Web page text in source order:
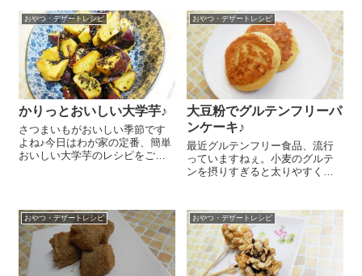
今回もものすごーく簡単です
(^O^) 『創健社ミルクチョコレー
ト』70gを細かく刻...
養たっぷりの雑穀をお餅の替わ
りに入れてみました(#^.^#) 雑穀
はご飯を炊く時に小さい湯のみ
に...
おやつ・デザートレシピ
かりっとおいしい大学芋♪
さつまいもがおいしい季節です
よね♪今日はわが家の定番、簡単
おいしい大学芋のレシピをご紹
れてグラニュー糖 大さじ1～2
を...
おやつ・デザートレシピ
大豆粉でグルテンフリーパ
ンケーキ♪
最近グルテンフリー食品、流行
っていますねぇ。小麦のグルテ
ンを摂りすぎると太りやすくな
あるとか。確かにパンやお菓
子、麺類など小麦製品が多い最
近、あまりストイックにグルテ
ンフリーを意識する...
おやつ・デザートレシピ おやつ・デザートレシピ